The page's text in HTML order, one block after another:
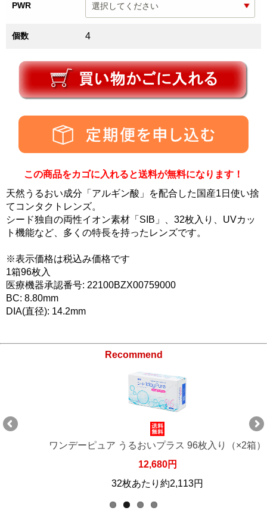
PWR
個数 4
この商品をカゴに入れると送料が無料になります！
天然うるおい成分「アルギン酸」を配合した国産1日使い捨
てコンタクトレンズ。
シード独自の両性イオン素材「SIB」、32枚入り、UVカッ
ト機能など、多くの特長を持ったレンズです。
※表示価格は税込み価格です
1箱96枚入
医療機器承認番号: 22100BZX00759000
BC: 8.80mm
DIA(直径): 14.2mm
Recommend
ワンデーピュア うるおいプラス 96枚入り（×2箱）
12,680円
32枚あたり約2,113円